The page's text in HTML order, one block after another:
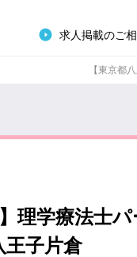
求人掲載のご
【東京都
】理学療法士
王子片倉